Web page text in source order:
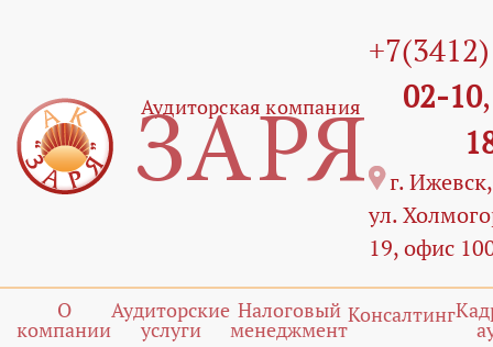
Аудиторская компания
ЗАРЯ
02-10
г. Ижевск,
ул.
19, офис
О
компании
Аудиторские
услуги
Налоговый
менеджмент
Консалтинг